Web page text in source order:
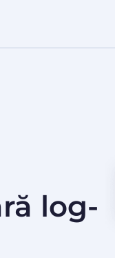
log-